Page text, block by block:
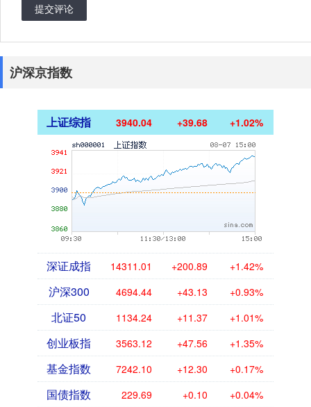
提交评论
沪深京指数
上证综指 3940.04 +39.68 +1.02%
深证成指 14311.01 +200.89 +1.42%
沪深300 4694.44 +43.13 +0.93%
北证50 1134.24 +11.37 +1.01%
创业板指 3563.12 +47.56 +1.35%
基金指数 7242.10 +12.30 +0.17%
国债指数 229.69 +0.10 +0.04%